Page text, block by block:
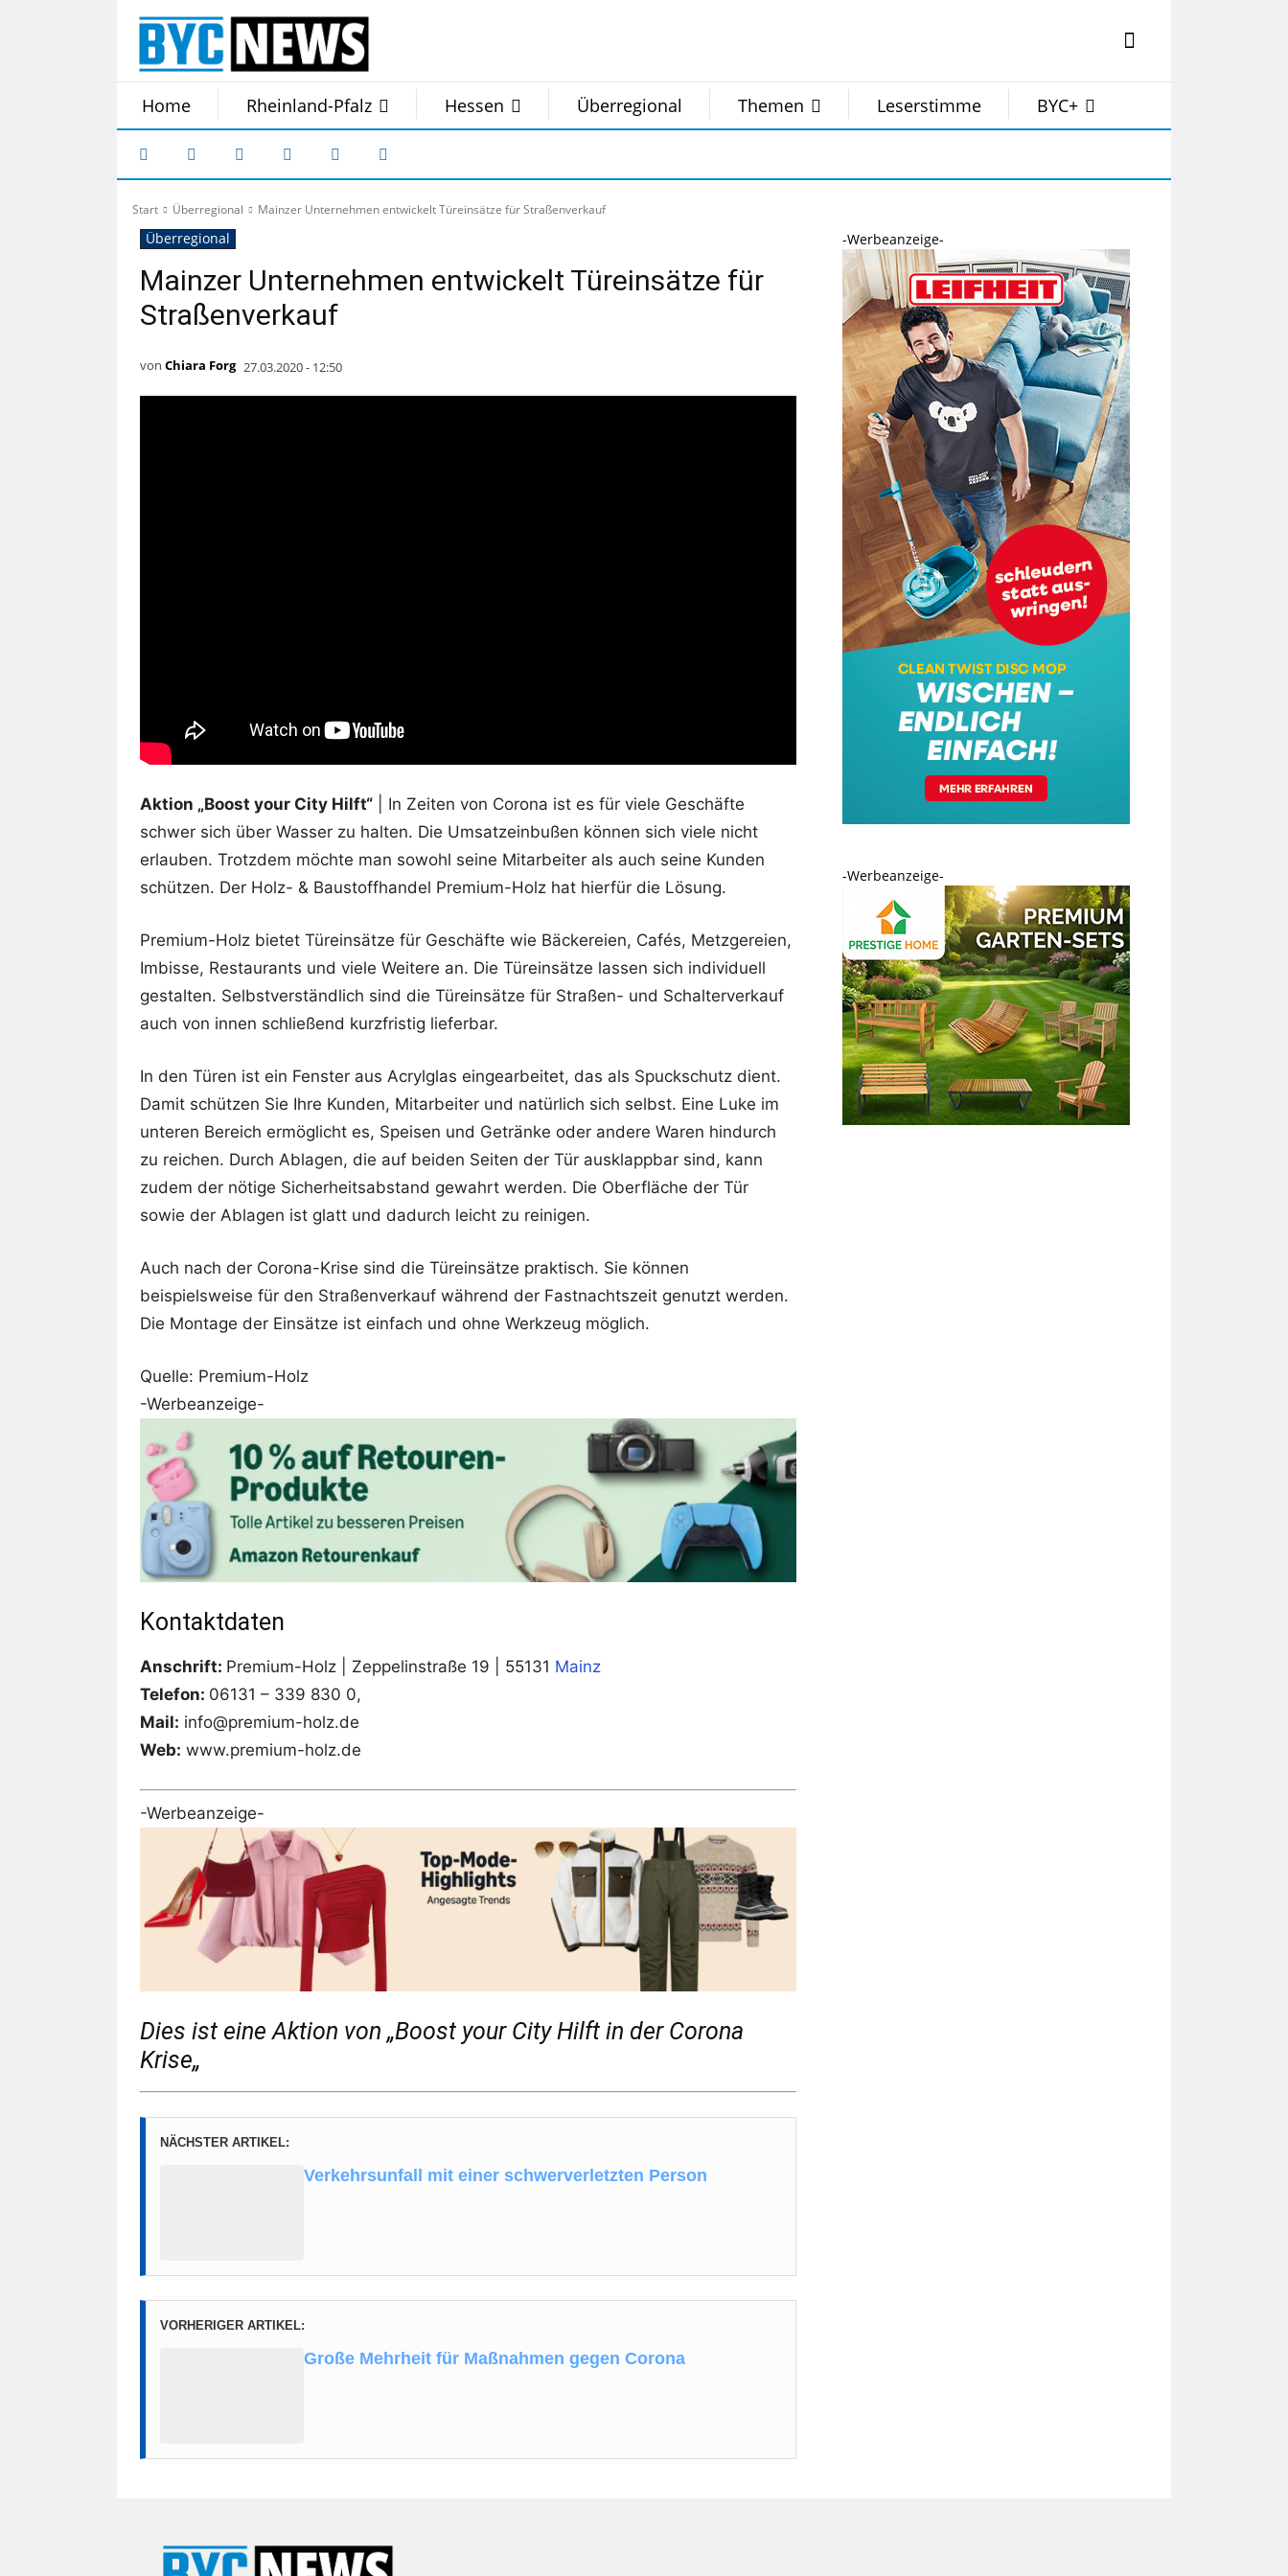
Home Rheinland-Pfalz Hessen Überregional Themen Leserstimme BYC+
Start Überregional Mainzer Unternehmen entwickelt Türeinsätze für Straßenverkauf
Überregional
Mainzer Unternehmen entwickelt Türeinsätze für
Straßenverkauf
von Chiara Forg 27.03.2020 - 12:50
Aktion „Boost your City Hilft“ | In Zeiten von Corona ist es für viele Geschäfte
schwer sich über Wasser zu halten. Die Umsatzeinbußen können sich viele nicht
erlauben. Trotzdem möchte man sowohl seine Mitarbeiter als auch seine Kunden
schützen. Der Holz- & Baustoffhandel Premium-Holz hat hierfür die Lösung.
Premium-Holz bietet Türeinsätze für Geschäfte wie Bäckereien, Cafés, Metzgereien,
Imbisse, Restaurants und viele Weitere an. Die Türeinsätze lassen sich individuell
gestalten. Selbstverständlich sind die Türeinsätze für Straßen- und Schalterverkauf
auch von innen schließend kurzfristig lieferbar.
In den Türen ist ein Fenster aus Acrylglas eingearbeitet, das als Spuckschutz dient.
Damit schützen Sie Ihre Kunden, Mitarbeiter und natürlich sich selbst. Eine Luke im
unteren Bereich ermöglicht es, Speisen und Getränke oder andere Waren hindurch
zu reichen. Durch Ablagen, die auf beiden Seiten der Tür ausklappbar sind, kann
zudem der nötige Sicherheitsabstand gewahrt werden. Die Oberfläche der Tür
sowie der Ablagen ist glatt und dadurch leicht zu reinigen.
Auch nach der Corona-Krise sind die Türeinsätze praktisch. Sie können
beispielsweise für den Straßenverkauf während der Fastnachtszeit genutzt werden.
Die Montage der Einsätze ist einfach und ohne Werkzeug möglich.
Quelle: Premium-Holz
-Werbeanzeige-
Kontaktdaten
Anschrift: Premium-Holz | Zeppelinstraße 19 | 55131 Mainz
Telefon: 06131 – 339 830 0,
Mail: info@premium-holz.de
Web: www.premium-holz.de
-Werbeanzeige-
Dies ist eine Aktion von „Boost your City Hilft in der Corona
Krise„
NÄCHSTER ARTIKEL:
Verkehrsunfall mit einer schwerverletzten Person
VORHERIGER ARTIKEL:
Große Mehrheit für Maßnahmen gegen Corona
-Werbeanzeige-
-Werbeanzeige-